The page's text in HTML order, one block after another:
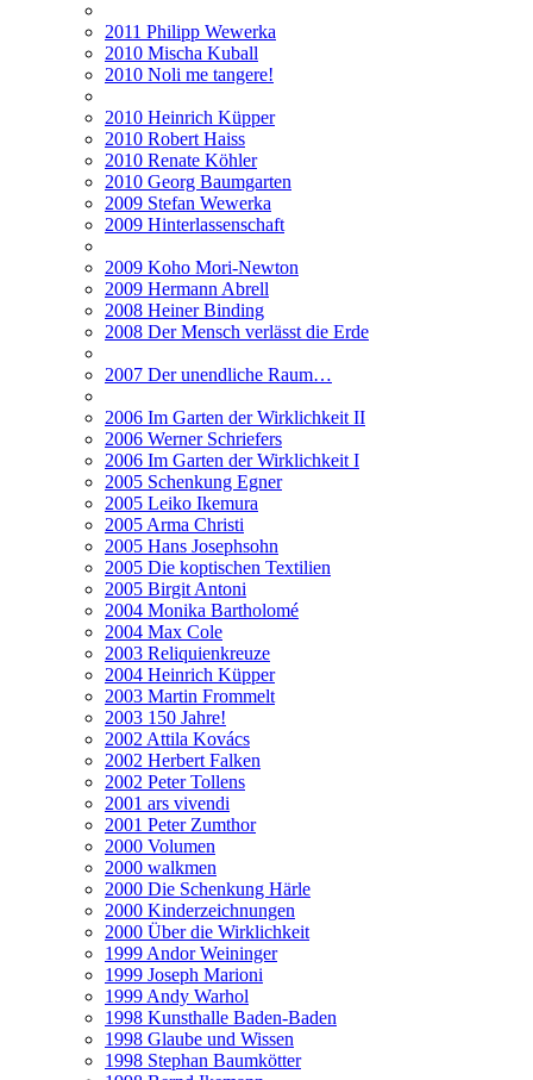
2011 Philipp Wewerka
2010 Mischa Kuball
2010 Noli me tangere!
2010 Heinrich Küpper
2010 Robert Haiss
2010 Renate Köhler
2010 Georg Baumgarten
2009 Stefan Wewerka
2009 Hinterlassenschaft
2009 Koho Mori-Newton
2009 Hermann Abrell
2008 Heiner Binding
2008 Der Mensch verlässt die Erde
2007 Der unendliche Raum…
2006 Im Garten der Wirklichkeit II
2006 Werner Schriefers
2006 Im Garten der Wirklichkeit I
2005 Schenkung Egner
2005 Leiko Ikemura
2005 Arma Christi
2005 Hans Josephsohn
2005 Die koptischen Textilien
2005 Birgit Antoni
2004 Monika Bartholomé
2004 Max Cole
2003 Reliquienkreuze
2004 Heinrich Küpper
2003 Martin Frommelt
2003 150 Jahre!
2002 Attila Kovács
2002 Herbert Falken
2002 Peter Tollens
2001 ars vivendi
2001 Peter Zumthor
2000 Volumen
2000 walkmen
2000 Die Schenkung Härle
2000 Kinderzeichnungen
2000 Über die Wirklichkeit
1999 Andor Weininger
1999 Joseph Marioni
1999 Andy Warhol
1998 Kunsthalle Baden-Baden
1998 Glaube und Wissen
1998 Stephan Baumkötter